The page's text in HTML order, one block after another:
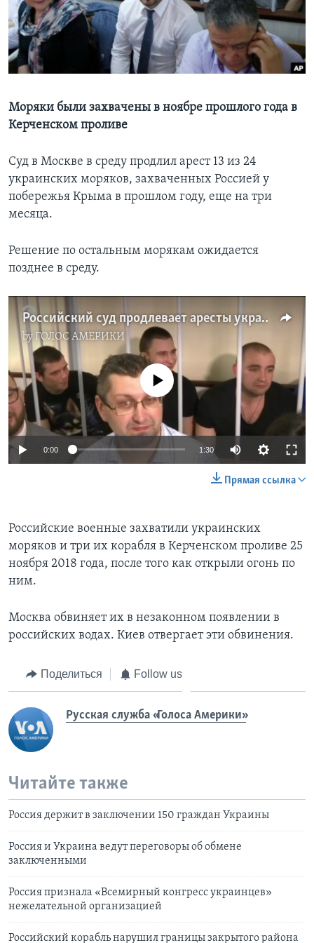
Learning English
СОЦИАЛЬНЫЕ СЕТИ
Языки
Моряки были захвачены в ноябре прошлого года в
Керченском проливе
Суд в Москве в среду продлил арест 13 из 24
украинских моряков, захваченных Россией у
побережья Крыма в прошлом году, еще на три
месяца.
Решение по остальным морякам ожидается
позднее в среду.
Российский суд продлевает аресты украинским морякам
byГОЛОС АМЕРИКИ
No media source currently available
0:00 1:30
Прямая ссылка
Российские военные захватили украинских
моряков и три их корабля в Керченском проливе 25
ноября 2018 года, после того как открыли огонь по
ним.
Москва обвиняет их в незаконном появлении в
российских водах. Киев отвергает эти обвинения.
Поделиться Follow us
Русская служба «Голоса Америки»
Читайте также
Россия держит в заключении 150 граждан Украины
Россия и Украина ведут переговоры об обмене
заключенными
Россия признала «Всемирный конгресс украинцев»
нежелательной организацией
Российский корабль нарушил границы закрытого района